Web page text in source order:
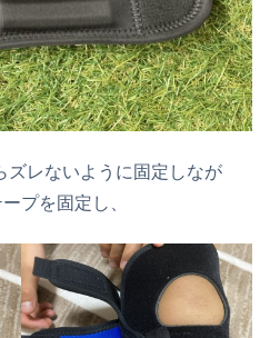
ズレないように固定しなが
プを固定し、